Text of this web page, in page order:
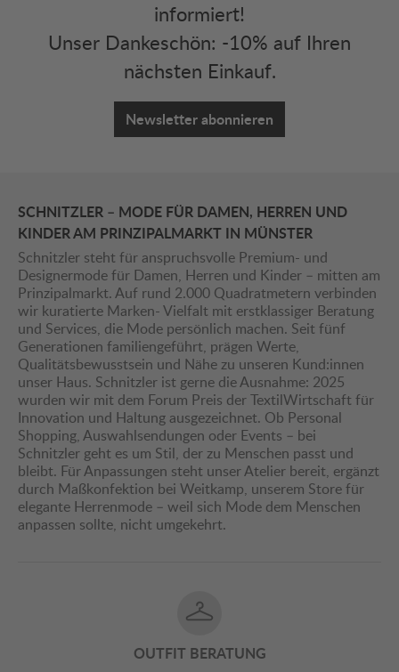
informiert!
Unser Dankeschön: -10% auf Ihren
nächsten Einkauf.
Newsletter abonnieren
SCHNITZLER – MODE FÜR DAMEN, HERREN UND
KINDER AM PRINZIPALMARKT IN MÜNSTER
Schnitzler steht für anspruchsvolle Premium- und
Designermode für Damen, Herren und Kinder – mitten am
Prinzipalmarkt. Auf rund 2.000 Quadratmetern verbinden
wir kuratierte Marken- Vielfalt mit erstklassiger Beratung
und Services, die Mode persönlich machen. Seit fünf
Generationen familiengeführt, prägen Werte,
Qualitätsbewusstsein und Nähe zu unseren Kund:innen
unser Haus. Schnitzler ist gerne die Ausnahme: 2025
wurden wir mit dem Forum Preis der TextilWirtschaft für
Innovation und Haltung ausgezeichnet. Ob Personal
Shopping, Auswahlsendungen oder Events – bei
Schnitzler geht es um Stil, der zu Menschen passt und
bleibt. Für Anpassungen steht unser Atelier bereit, ergänzt
durch Maßkonfektion bei Weitkamp, unserem Store für
elegante Herrenmode – weil sich Mode dem Menschen
anpassen sollte, nicht umgekehrt.
OUTFIT BERATUNG